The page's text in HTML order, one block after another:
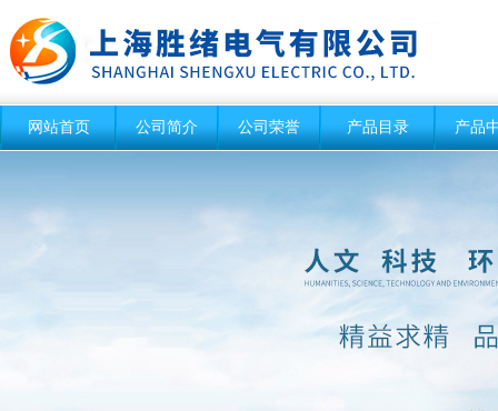
网站首页 公司简介 公司荣誉 产品目录 产品